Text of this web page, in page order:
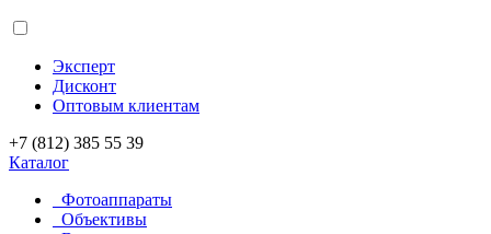
Эксперт
Дисконт
Оптовым клиентам
+7 (812) 385 55 39
Каталог
Фотоаппараты
Объективы